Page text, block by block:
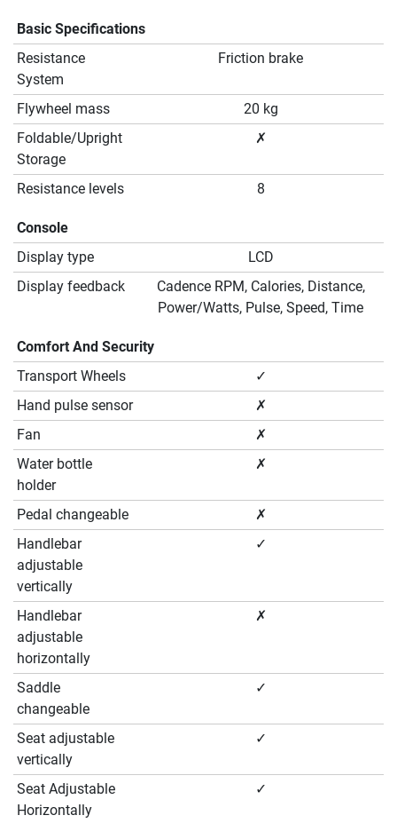
Basic Specifications
Resistance
System
Friction brake
Flywheel mass
20 kg
Foldable/Upright
Storage
✗
Resistance levels 8
Console
Display type
LCD
Display feedback
Cadence RPM, Calories, Distance,
Power/Watts, Pulse, Speed, Time
Comfort And Security
Transport Wheels
✓
Hand pulse sensor
✗
Fan
✗
Water bottle
holder
✗
Pedal changeable
✗
Handlebar
adjustable
vertically
✓
Handlebar
adjustable
horizontally
✗
Saddle
changeable
✓
Seat adjustable
vertically
✓
Seat Adjustable
Horizontally
✓